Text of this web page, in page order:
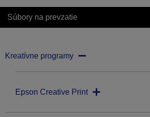
Súbory na prevzatie
Kreatívne programy
Epson Creative Print